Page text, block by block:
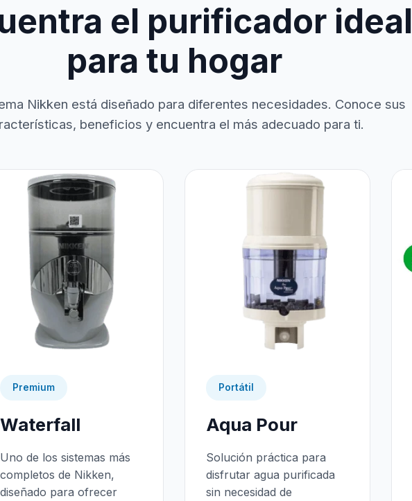
el purificador ideal
para tu hogar
Nikken está diseñado para diferentes necesidades. Conoce sus
beneficios y encuentra el más adecuado para ti.
Premium
Waterfall
Uno de los sistemas más
completos de Nikken,
diseñado para ofrecer
Portátil
Aqua Pour
Solución práctica para
disfrutar agua purificada
sin necesidad de